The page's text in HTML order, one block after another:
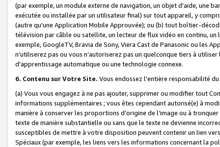
(par exemple, un module externe de navigation, un objet d'aide, une
exécutée ou installée par un utilisateur final) sur tout appareil, y
(autre qu'une Application Mobile Approuvée); ou (b) tout boîtier-
télévision par câble ou satellite, un lecteur de flux vidéo en continu,
exemple, GoogleTV, Bravia de Sony, Viera Cast de Panasonic ou les
n’utiliserez pas ou vous n’autoriserez pas un quelconque tiers à
d'apprentissage automatique ou une technologie connexe.
6. Contenu sur Votre Site. Vous endossez l'entière responsabilité
(a) Vous vous engagez à ne pas ajouter, supprimer ou modifier tout
informations supplémentaires ; vous êtes cependant autorisé(e) à
manière à conserver les proportions d’origine de l’image ou à
texte de manière substantielle ou sans que le texte ne devienne
susceptibles de mettre à votre disposition peuvent contenir un lien
Spéciaux (par exemple, les liens vers les informations concernant la